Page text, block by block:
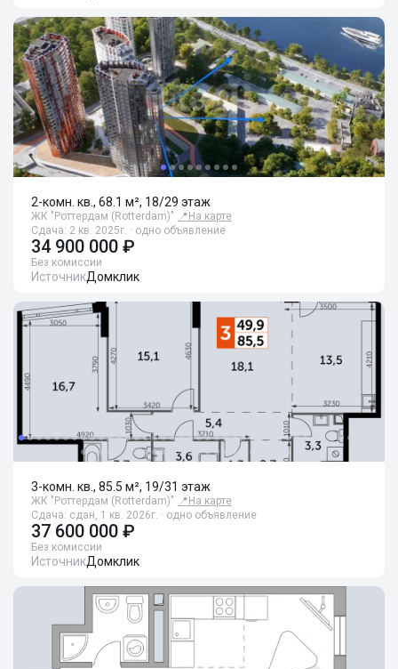
2-комн. кв., 68.1 м², 18/29 этаж
ЖК "Роттердам (Rotterdam)" 📍 На карте
Сдача: 2 кв. 2025г. · одно объявление
34 900 000 ₽
Без комиссии
ИсточникДомклик
3-комн. кв., 85.5 м², 19/31 этаж
ЖК "Роттердам (Rotterdam)" 📍 На карте
Сдача: сдан, 1 кв. 2026г. · одно объявление
37 600 000 ₽
Без комиссии
ИсточникДомклик